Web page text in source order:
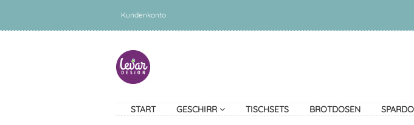
Kundenkonto
START GESCHIRR TISCHSETS BROTDOSEN